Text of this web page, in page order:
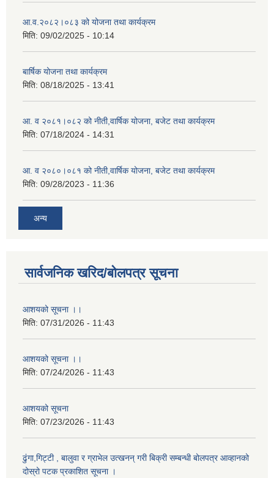
आ.व.२०८२।०८३ को योजना तथा कार्यक्रम
मिति: 09/02/2025 - 10:14
बार्षिक योजना तथा कार्यक्रम
मिति: 08/18/2025 - 13:41
आ. व २०८१।०८२ को नीती,वार्षिक योजना, बजेट तथा कार्यक्रम
मिति: 07/18/2024 - 14:31
आ. व २०८०।०८१ को नीती,वार्षिक योजना, बजेट तथा कार्यक्रम
मिति: 09/28/2023 - 11:36
अन्य
सार्वजनिक खरिद/बोलपत्र सूचना
आशयको सूचना ।।
मिति: 07/31/2026 - 11:43
आशयको सूचना ।।
मिति: 07/24/2026 - 11:43
आशयको सूचना
मिति: 07/23/2026 - 11:43
ढुंगा,गिट्टी , बालुवा र ग्राभेल उत्खनन् गरी बिक्री सम्बन्धी बोलपत्र आव्हानको
दोस्रो पटक प्रकाशित सूचना ।